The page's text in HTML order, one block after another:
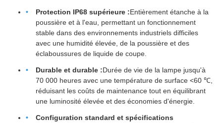
Protection IP68 supérieure :Entièrement étanche à la
poussière et à l'eau, permettant un fonctionnement
stable dans des environnements industriels difficiles
avec une humidité élevée, de la poussière et des
éclaboussures de liquide de coupe.
Durable et durable :Durée de vie de la lampe jusqu'à
70 000 heures avec une température de surface <60 ℃,
réduisant les coûts de maintenance tout en équilibrant
une luminosité élevée et des économies d'énergie.
Configuration standard et spécifications